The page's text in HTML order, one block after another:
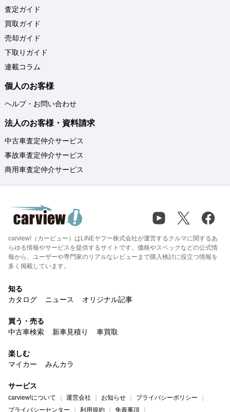
査定ガイド
買取ガイド
売却ガイド
下取りガイド
連載コラム
個人のお客様
ヘルプ・お問い合わせ
法人のお客様・資料請求
中古車査定仲介サービス
事故車査定仲介サービス
商用車査定仲介サービス
carview!（カービュー）はLINEヤフー株式会社が運営するクルマに関するあ
らゆる情報やサービスを提供するサイトです。価格やスペックなどの公式情
報から、ユーザーや専門家のリアルなレビューまで購入検討に役立つ情報を
多く掲載しています。
知る
カタログ
ニュース オリジナル記事
買う・売る
中古車検索
新車見積り 車買取
楽しむ
マイカー
みんカラ
サービス
carview!について 運営会社 お知らせ
プライバシーポリシー
プライバシーセンター
利用規約 免責事項